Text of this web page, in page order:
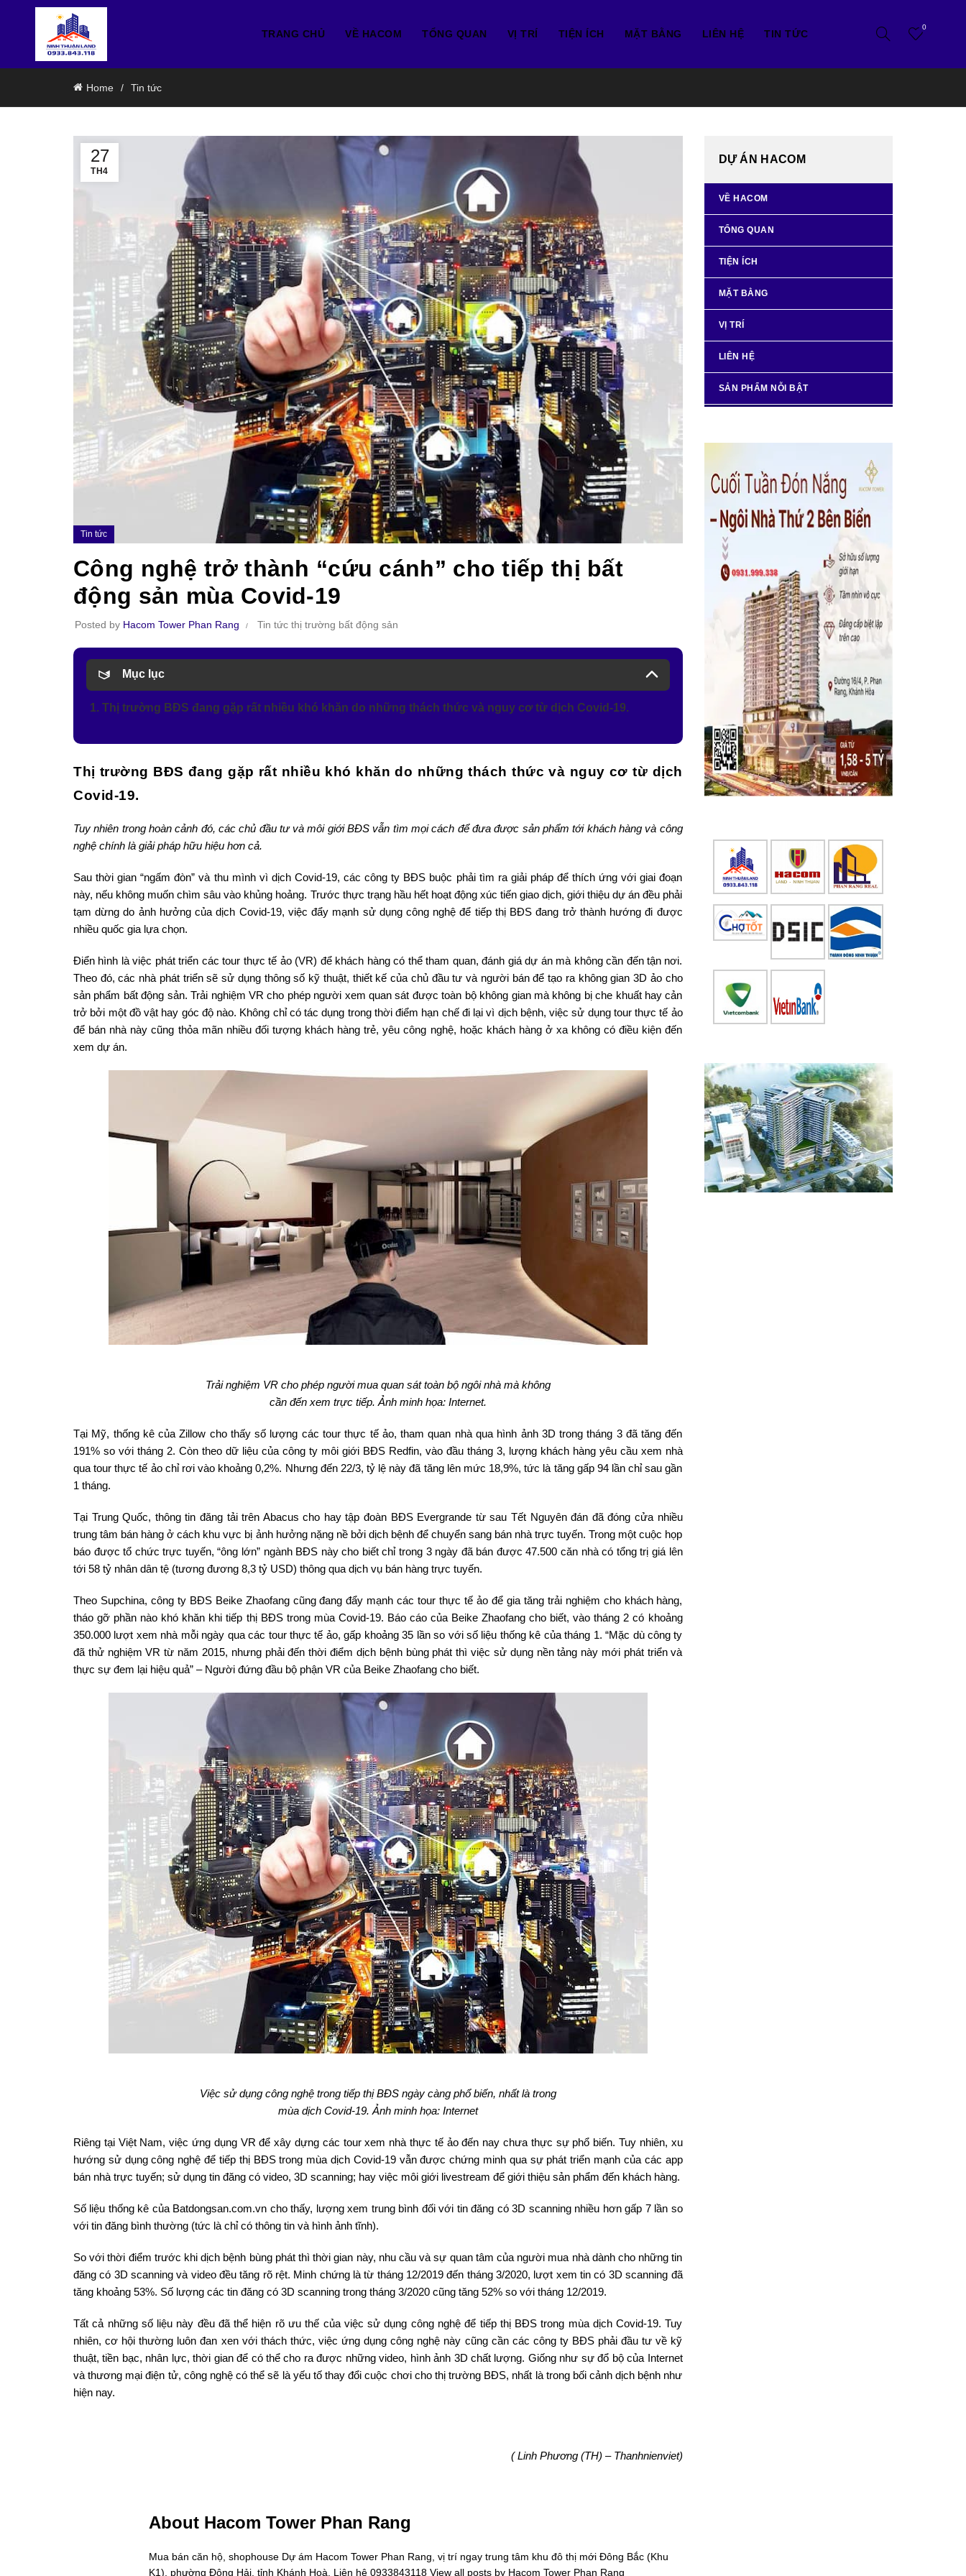
TRANG CHỦ VỀ HACOM TỔNG QUAN VỊ TRÍ TIỆN ÍCH MẶT BẰNG LIÊN HỆ TIN TỨC
0
Home Tin tức
27
TH4
Tin tức
Công nghệ trở thành “cứu cánh” cho tiếp thị bất
động sản mùa Covid-19
Posted by Hacom Tower Phan Rang Tin tức thị trường bất động sản
Mục lục
1. Thị trường BĐS đang gặp rất nhiều khó khăn do những thách thức và nguy cơ từ dịch Covid-19.
Thị trường BĐS đang gặp rất nhiều khó khăn do những thách thức và nguy cơ từ dịch
Covid-19.
Tuy nhiên trong hoàn cảnh đó, các chủ đầu tư và môi giới BĐS vẫn tìm mọi cách để đưa được sản phẩm tới khách hàng và công
nghệ chính là giải pháp hữu hiệu hơn cả.
Sau thời gian “ngấm đòn” và thu mình vì dịch Covid-19, các công ty BĐS buộc phải tìm ra giải pháp để thích ứng với giai đoạn
này, nếu không muốn chìm sâu vào khủng hoảng. Trước thực trạng hầu hết hoạt động xúc tiến giao dịch, giới thiệu dự án đều phải
tạm dừng do ảnh hưởng của dịch Covid-19, việc đẩy mạnh sử dụng công nghệ để tiếp thị BĐS đang trở thành hướng đi được
nhiều quốc gia lựa chọn.
Điển hình là việc phát triển các tour thực tế ảo (VR) để khách hàng có thể tham quan, đánh giá dự án mà không cần đến tận nơi.
Theo đó, các nhà phát triển sẽ sử dụng thông số kỹ thuật, thiết kế của chủ đầu tư và người bán để tạo ra không gian 3D ảo cho
sản phẩm bất động sản. Trải nghiệm VR cho phép người xem quan sát được toàn bộ không gian mà không bị che khuất hay cản
trở bởi một đồ vật hay góc độ nào. Không chỉ có tác dụng trong thời điểm hạn chế đi lại vì dịch bệnh, việc sử dụng tour thực tế ảo
để bán nhà này cũng thỏa mãn nhiều đối tượng khách hàng trẻ, yêu công nghệ, hoặc khách hàng ở xa không có điều kiện đến
xem dự án.
Trải nghiệm VR cho phép người mua quan sát toàn bộ ngôi nhà mà không
cần đến xem trực tiếp. Ảnh minh họa: Internet.
Tại Mỹ, thống kê của Zillow cho thấy số lượng các tour thực tế ảo, tham quan nhà qua hình ảnh 3D trong tháng 3 đã tăng đến
191% so với tháng 2. Còn theo dữ liệu của công ty môi giới BĐS Redfin, vào đầu tháng 3, lượng khách hàng yêu cầu xem nhà
qua tour thực tế ảo chỉ rơi vào khoảng 0,2%. Nhưng đến 22/3, tỷ lệ này đã tăng lên mức 18,9%, tức là tăng gấp 94 lần chỉ sau gần
1 tháng.
Tại Trung Quốc, thông tin đăng tải trên Abacus cho hay tập đoàn BĐS Evergrande từ sau Tết Nguyên đán đã đóng cửa nhiều
trung tâm bán hàng ở cách khu vực bị ảnh hưởng nặng nề bởi dịch bệnh để chuyển sang bán nhà trực tuyến. Trong một cuộc họp
báo được tổ chức trực tuyến, “ông lớn” ngành BĐS này cho biết chỉ trong 3 ngày đã bán được 47.500 căn nhà có tổng trị giá lên
tới 58 tỷ nhân dân tệ (tương đương 8,3 tỷ USD) thông qua dịch vụ bán hàng trực tuyến.
Theo Supchina, công ty BĐS Beike Zhaofang cũng đang đẩy mạnh các tour thực tế ảo để gia tăng trải nghiệm cho khách hàng,
tháo gỡ phần nào khó khăn khi tiếp thị BĐS trong mùa Covid-19. Báo cáo của Beike Zhaofang cho biết, vào tháng 2 có khoảng
350.000 lượt xem nhà mỗi ngày qua các tour thực tế ảo, gấp khoảng 35 lần so với số liệu thống kê của tháng 1. “Mặc dù công ty
đã thử nghiệm VR từ năm 2015, nhưng phải đến thời điểm dịch bệnh bùng phát thì việc sử dụng nền tảng này mới phát triển và
thực sự đem lại hiệu quả” – Người đứng đầu bộ phận VR của Beike Zhaofang cho biết.
Việc sử dụng công nghệ trong tiếp thị BĐS ngày càng phổ biến, nhất là trong
mùa dịch Covid-19. Ảnh minh họa: Internet
Riêng tại Việt Nam, việc ứng dụng VR để xây dựng các tour xem nhà thực tế ảo đến nay chưa thực sự phổ biến. Tuy nhiên, xu
hướng sử dụng công nghệ để tiếp thị BĐS trong mùa dịch Covid-19 vẫn được chứng minh qua sự phát triển mạnh của các app
bán nhà trực tuyến; sử dụng tin đăng có video, 3D scanning; hay việc môi giới livestream để giới thiệu sản phẩm đến khách hàng.
Số liệu thống kê của Batdongsan.com.vn cho thấy, lượng xem trung bình đối với tin đăng có 3D scanning nhiều hơn gấp 7 lần so
với tin đăng bình thường (tức là chỉ có thông tin và hình ảnh tĩnh).
So với thời điểm trước khi dịch bệnh bùng phát thì thời gian này, nhu cầu và sự quan tâm của người mua nhà dành cho những tin
đăng có 3D scanning và video đều tăng rõ rệt. Minh chứng là từ tháng 12/2019 đến tháng 3/2020, lượt xem tin có 3D scanning đã
tăng khoảng 53%. Số lượng các tin đăng có 3D scanning trong tháng 3/2020 cũng tăng 52% so với tháng 12/2019.
Tất cả những số liệu này đều đã thể hiện rõ ưu thế của việc sử dụng công nghệ để tiếp thị BĐS trong mùa dịch Covid-19. Tuy
nhiên, cơ hội thường luôn đan xen với thách thức, việc ứng dụng công nghệ này cũng cần các công ty BĐS phải đầu tư về kỹ
thuật, tiền bạc, nhân lực, thời gian để có thể cho ra được những video, hình ảnh 3D chất lượng. Giống như sự đổ bộ của Internet
và thương mại điện tử, công nghệ có thể sẽ là yếu tố thay đổi cuộc chơi cho thị trường BĐS, nhất là trong bối cảnh dịch bệnh như
hiện nay.
( Linh Phương (TH) – Thanhnienviet)
About Hacom Tower Phan Rang
Mua bán căn hộ, shophouse Dự ám Hacom Tower Phan Rang, vị trí ngay trung tâm khu đô thị mới Đông Bắc (Khu
K1), phường Đông Hải, tỉnh Khánh Hoà. Liên hệ 0933843118 View all posts by Hacom Tower Phan Rang
DỰ ÁN HACOM
VỀ HACOM
TỔNG QUAN
TIỆN ÍCH
MẶT BẰNG
VỊ TRÍ
LIÊN HỆ
SẢN PHẨM NỖI BẬT